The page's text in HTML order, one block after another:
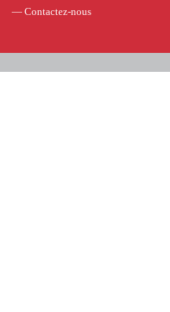
— Contactez-nous